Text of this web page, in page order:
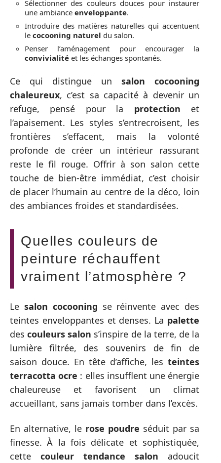
Sélectionner des couleurs douces pour instaurer
une ambiance enveloppante.
Introduire des matières naturelles qui accentuent
le cocooning naturel du salon.
Penser l’aménagement pour encourager la
convivialité et les échanges spontanés.
Ce qui distingue un salon cocooning
chaleureux, c’est sa capacité à devenir un
refuge, pensé pour la protection et
l’apaisement. Les styles s’entrecroisent, les
frontières s’effacent, mais la volonté
profonde de créer un intérieur rassurant
reste le fil rouge. Offrir à son salon cette
touche de bien-être immédiat, c’est choisir
de placer l’humain au centre de la déco, loin
des ambiances froides et standardisées.
Quelles couleurs de
peinture réchauffent
vraiment l’atmosphère ?
Le salon cocooning se réinvente avec des
teintes enveloppantes et denses. La palette
descouleurs salon s’inspire de la terre, de la
lumière filtrée, des souvenirs de fin de
saison douce. En tête d’affiche, les teintes
terracotta ocre : elles insufflent une énergie
chaleureuse et favorisent un climat
accueillant, sans jamais tomber dans l’excès.
En alternative, le rose poudre séduit par sa
finesse. À la fois délicate et sophistiquée,
cette couleur tendance salon adoucit